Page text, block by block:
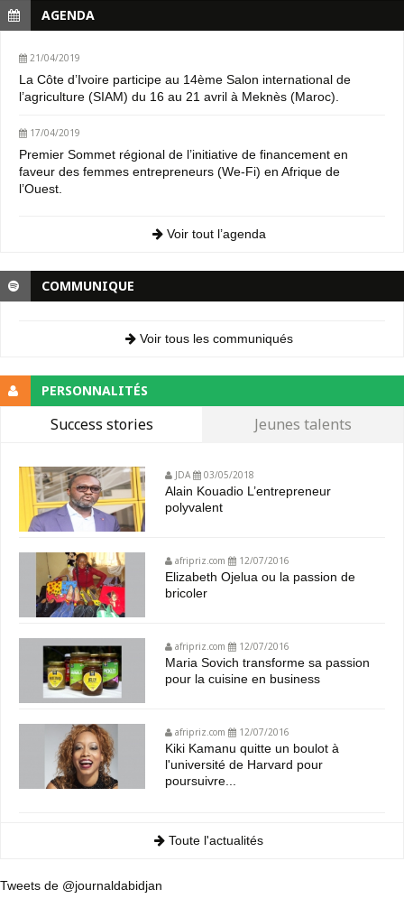
AGENDA
21/04/2019
La Côte d’Ivoire participe au 14ème Salon international de
l’agriculture (SIAM) du 16 au 21 avril à Meknès (Maroc).
17/04/2019
Premier Sommet régional de l’initiative de financement en
faveur des femmes entrepreneurs (We-Fi) en Afrique de
l’Ouest.
Voir tout l’agenda
COMMUNIQUE
Voir tous les communiqués
PERSONNALITÉS
Success stories Jeunes talents
JDA 03/05/2018
Alain Kouadio L’entrepreneur
polyvalent
afripriz.com 12/07/2016
Elizabeth Ojelua ou la passion de
bricoler
afripriz.com 12/07/2016
Maria Sovich transforme sa passion
pour la cuisine en business
afripriz.com 12/07/2016
Kiki Kamanu quitte un boulot à
l'université de Harvard pour
poursuivre...
Toute l'actualités
Tweets de @journaldabidjan